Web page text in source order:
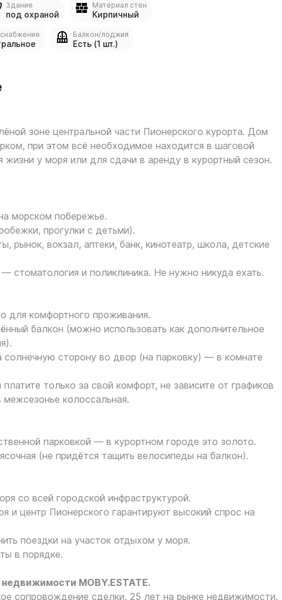
Здание
под охраной
Материал стен
Кирпичный
Балкон/лоджия
Есть (1 шт.)
зоне центральной части Пионерского курорта. Дом
при этом всё необходимое находится в шаговой
у моря или для сдачи в аренду в курортный сезон.
морском побережье.
прогулки с детьми).
рынок, вокзал, аптеки, банк, кинотеатр, школа, детские
и поликлиника. Не нужно никуда ехать.
для комфортного проживания.
балкон (можно использовать как дополнительное
сторону во двор (на парковку) — в комнате
только за свой комфорт, не зависите от графиков
колоссальная.
парковкой — в курортном городе это золото.
(не придётся тащить велосипеды на балкон).
со всей городской инфраструктурой.
и центр Пионерского гарантируют высокий спрос на
поездки на участок отдыхом у моря.
в порядке.
MOBY.ESTATE.
сопровождение сделки, 25 лет на рынке недвижимости.